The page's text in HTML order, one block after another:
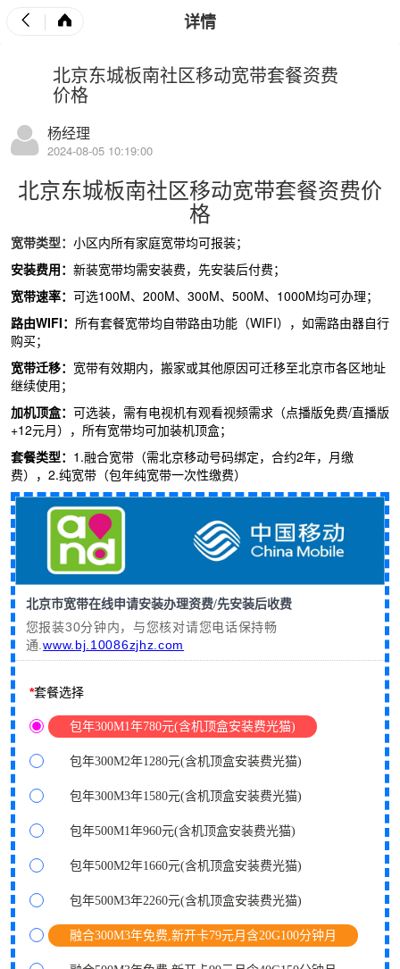
详情
北京东城板南社区移动宽带套餐资费
价格
杨经理
2024-08-05 10:19:00
北京东城板南社区移动宽带套餐资费价
格
宽带类型： 小区内所有家庭宽带均可报装；
安装费用： 新装宽带均需安装费，先安装后付费；
宽带速率： 可选100M、 200M、 300M、 500M、 1000M均可办理；
路由WIFI： 所有套餐宽带均自带路由功能（WIFI），如需路由器自行
购买；
宽带迁移： 宽带有效期内，搬家或其他原因可迁移至北京市各区地址
继续使用；
加机顶盒： 可选装，需有电视机有观看视频需求（点播版免费/直播版
+12元月），所有宽带均可加装机顶盒；
套餐类型： 1.融合宽带（需北京移动号码绑定，合约2年，月缴
费）， 2.纯宽带（包年纯宽带一次性缴费）